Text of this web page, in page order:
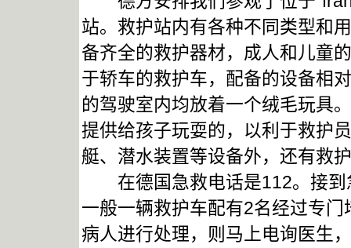
站。救护站内有各种不同类型和
备齐全的救护器材，成人和儿童
于轿车的救护车，配备的设备相
的驾驶室内均放着一个绒毛玩具
提供给孩子玩耍的，以利于救护
艇、潜水装置等设备外，还有救
在德国急救电话是112。接到
一般一辆救护车配有2名经过专
病人进行处理，则马上电询医生